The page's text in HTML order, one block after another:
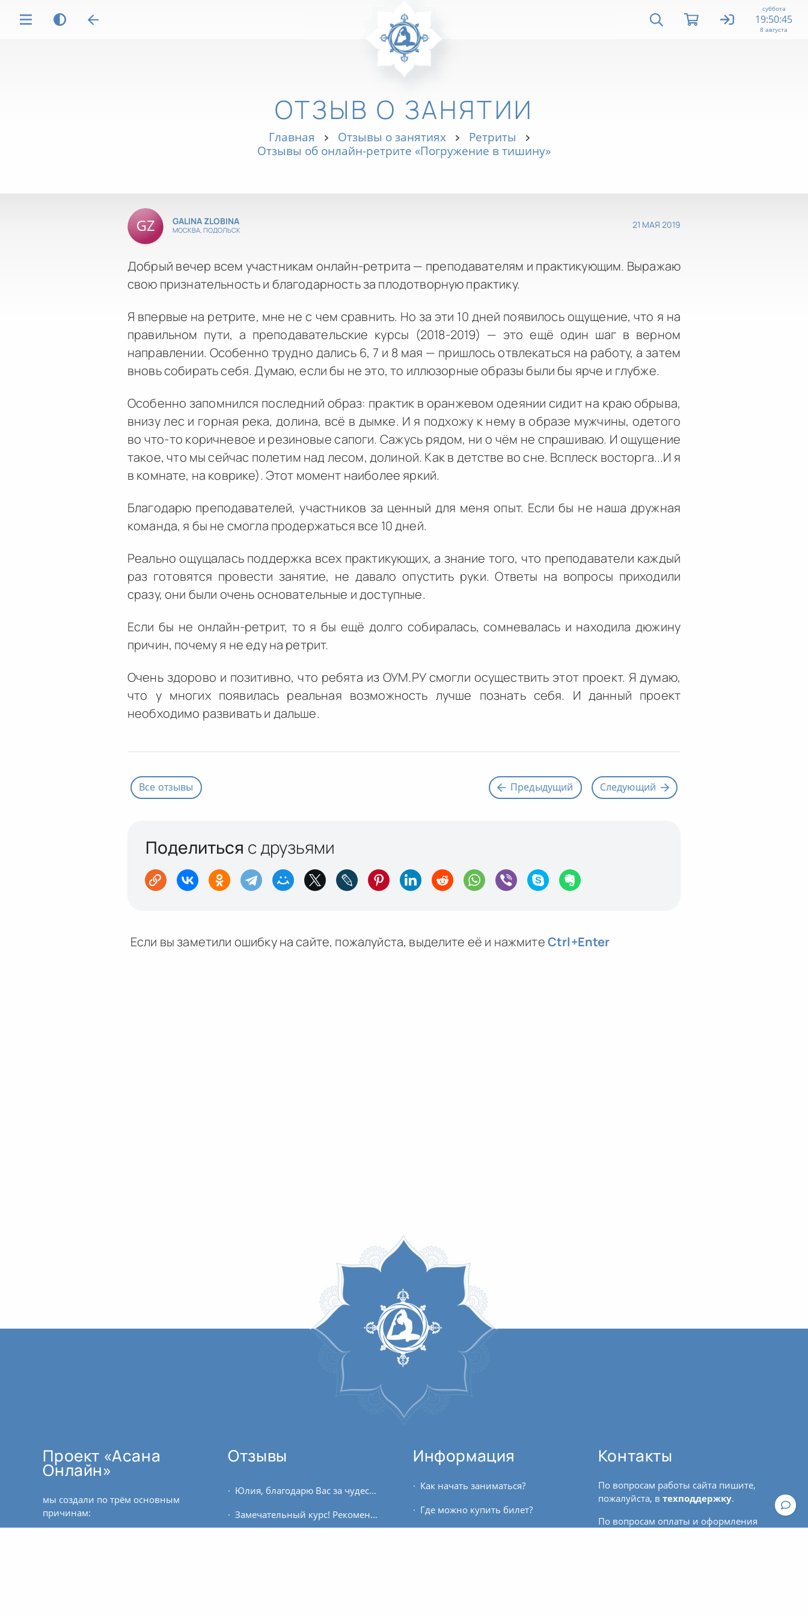
суббота
19:50:46
8 августа
ОТЗЫВ О ЗАНЯТИИ
Главная Отзывы о занятиях
Ретриты
Отзывы об онлайн-ретрите «Погружение в тишину»
GALINA ZLOBINA
МОСКВА, ПОДОЛЬСК 21 МАЯ 2019
Добрый вечер всем участникам онлайн-ретрита — преподавателям и практикующим. Выражаю
свою признательность и благодарность за плодотворную практику.
Я впервые на ретрите, мне не с чем сравнить. Но за эти 10 дней появилось ощущение, что я на
правильном пути, а преподавательские курсы (2018-2019) — это ещё один шаг в верном
направлении. Особенно трудно дались 6, 7 и 8 мая — пришлось отвлекаться на работу, а затем
вновь собирать себя. Думаю, если бы не это, то иллюзорные образы были бы ярче и глубже.
Особенно запомнился последний образ: практик в оранжевом одеянии сидит на краю обрыва,
внизу лес и горная река, долина, всё в дымке. И я подхожу к нему в образе мужчины, одетого
во что-то коричневое и резиновые сапоги. Сажусь рядом, ни о чём не спрашиваю. И ощущение
такое, что мы сейчас полетим над лесом, долиной. Как в детстве во сне. Всплеск восторга...И я
в комнате, на коврике). Этот момент наиболее яркий.
Благодарю преподавателей, участников за ценный для меня опыт. Если бы не наша дружная
команда, я бы не смогла продержаться все 10 дней.
Реально ощущалась поддержка всех практикующих, а знание того, что преподаватели каждый
раз готовятся провести занятие, не давало опустить руки. Ответы на вопросы приходили
сразу, они были очень основательные и доступные.
Если бы не онлайн-ретрит, то я бы ещё долго собиралась, сомневалась и находила дюжину
причин, почему я не еду на ретрит.
Очень здорово и позитивно, что ребята из ОУМ.РУ смогли осуществить этот проект. Я думаю,
что у многих появилась реальная возможность лучше познать себя. И данный проект
необходимо развивать и дальше.
Предыдущий Следующий
Все отзывы
Поделиться с друзьями
Если вы заметили ошибку на сайте, пожалуйста, выделите её и нажмитеCtrl+Enter
Проект «Асана
Онлайн»
мы создали по трём основным
причинам:
Отзывы
Юлия, благодарю Вас за чудесный курс «Введение в йогу». Доступное и подробное изложение материала, прекрасная его подача, Ваша внутренняя включенность в процесс вдохновляют!...
Замечательный курс! Рекомендую всем, кто только начал или хочет продолжить изучение Аюрведы, кто задаёт себе вопросы о связи человека с окружающим его пространством, кого не...
Информация
Как начать заниматься?
Где можно купить билет?
Контакты
По вопросам работы сайта пишите,
пожалуйста, в техподдержку.
По вопросам оплаты и оформления